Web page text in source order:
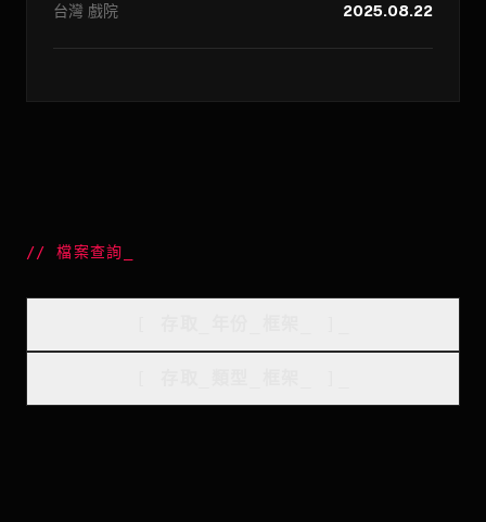
台灣 戲院 2025.08.22
//檔案查詢